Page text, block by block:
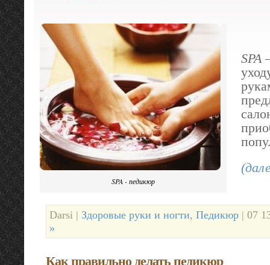
SPA - педикюр
SPA
Darsi | Здоровые руки и ногти, Педикюр | 07
»
Как правильно делать педикюр